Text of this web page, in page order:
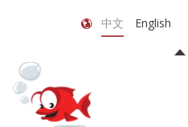
中文 English